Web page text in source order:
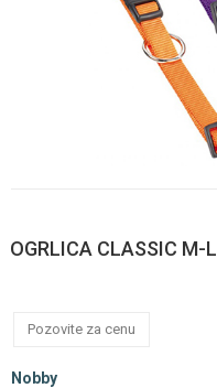
OGRLICA CLASSIC M-L
Pozovite za cenu
Nobby